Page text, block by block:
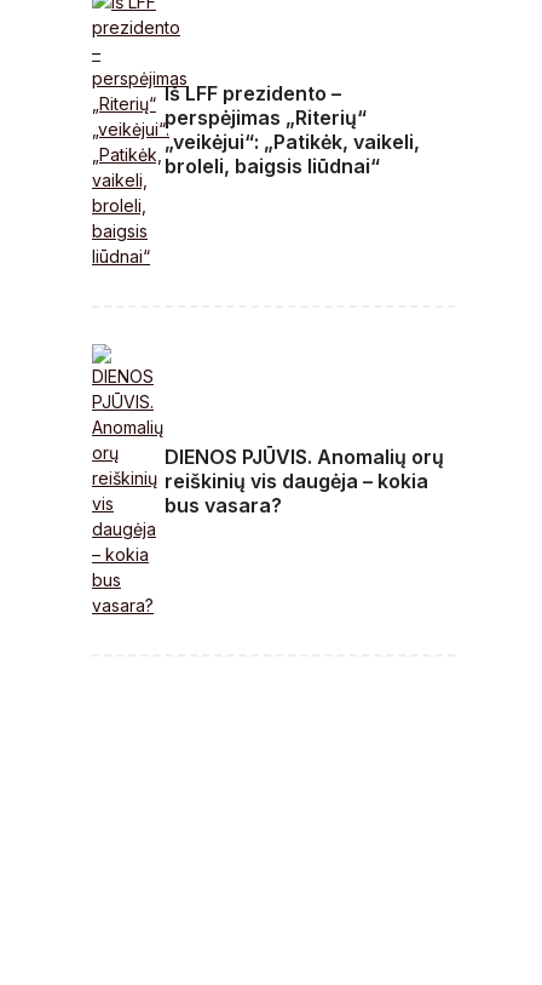
Iš LFF prezidento –
perspėjimas „Riterių“
„veikėjui“: „Patikėk, vaikeli,
broleli, baigsis liūdnai“
DIENOS PJŪVIS. Anomalių orų
reiškinių vis daugėja – kokia
bus vasara?